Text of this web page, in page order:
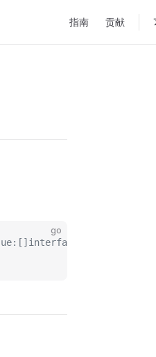
指南 贡献
go
{}{"$total",